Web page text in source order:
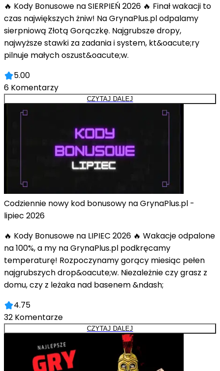
🔥 Kody Bonusowe na SIERPIEŃ 2026 🔥 Finał wakacji to
czas największych żniw! Na GrynaPlus.pl odpalamy
sierpniową Złotą Gorączkę. Najgrubsze dropy,
najwyższe stawki za zadania i system, kt&oacute;ry
pilnuje małych oszust&oacute;w.
5.00
6 Komentarzy
CZYTAJ DALEJ
Codziennie nowy kod bonusowy na GrynaPlus.pl -
lipiec 2026
🔥 Kody Bonusowe na LIPIEC 2026 🔥 Wakacje odpalone
na 100%, a my na GrynaPlus.pl podkręcamy
temperaturę! Rozpoczynamy gorący miesiąc pełen
najgrubszych drop&oacute;w. Niezależnie czy grasz z
domu, czy z leżaka nad basenem &ndash;
4.75
32 Komentarze
CZYTAJ DALEJ